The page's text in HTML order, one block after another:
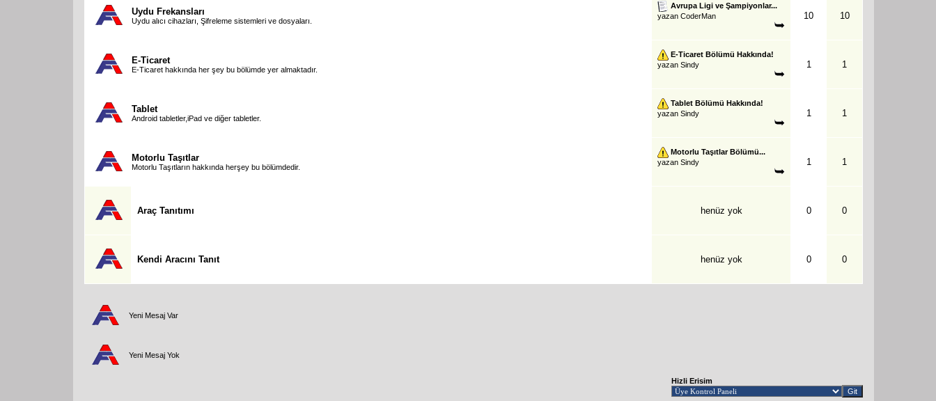
Uydu Frekansları
Uydu alıcı cihazları, Şifreleme sistemleri ve dosyaları.
Avrupa Ligi ve Şampiyonlar...
yazan CoderMan 10 10
E-Ticaret
E-Ticaret hakkında her şey bu bölümde yer almaktadır.
E-Ticaret Bölümü Hakkında!
yazan Sindy 1 1
Tablet
Android tabletler,iPad ve diğer tabletler.
Tablet Bölümü Hakkında!
yazan Sindy 1 1
Motorlu Taşıtlar
Motorlu Taşıtların hakkında herşey bu bölümdedir.
Motorlu Taşıtlar Bölümü...
yazan Sindy 1 1
Araç Tanıtımı henüz yok 0 0
Kendi Aracını Tanıt henüz yok 0 0
Yeni Mesaj Var
Yeni Mesaj Yok
Hizli Erisim